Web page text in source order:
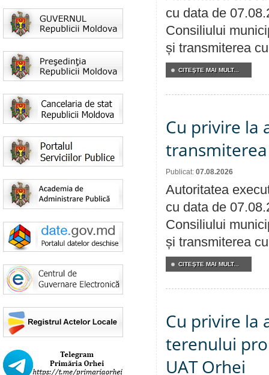
cu data de
Consiliului
și transmiterea
CITEŞTE MAI MULT...
Cu privire la
Publicat: 07.08.2026
Autoritatea
cu data de
Consiliului
și transmiterea
CITEŞTE MAI MULT...
Cu privire la
terenului
UAT Orhei